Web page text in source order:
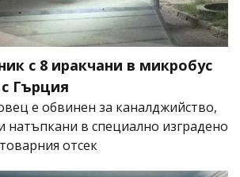
с 8 иракчани в микробус
Гърция
е обвинен за каналджийство,
натъпкани в специално изградено
отсек